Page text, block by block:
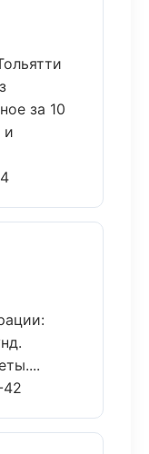
за 10
и